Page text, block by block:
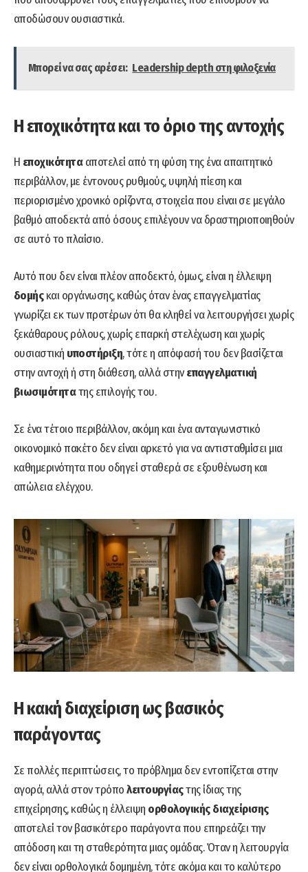
αποδώσουν ουσιαστικά.
Μπορεί να σας αρέσει: Leadership depth στη φιλοξενία
Η εποχικότητα και το όριο της αντοχής
Η εποχικότητααποτελεί από τη φύση της ένα απαιτητικό
περιβάλλον, με έντονους ρυθμούς, υψηλή πίεση και
περιορισμένο χρονικό ορίζοντα, στοιχεία που είναι σε μεγάλο
βαθμό αποδεκτά από όσους επιλέγουν να δραστηριοποιηθούν
σε αυτό το πλαίσιο.
Αυτό που δεν είναι πλέον αποδεκτό, όμως, είναι η έλλειψη
δομήςκαι οργάνωσης, καθώς όταν ένας επαγγελματίας
γνωρίζει εκ των προτέρων ότι θα κληθεί να λειτουργήσει χωρίς
ξεκάθαρους ρόλους, χωρίς επαρκή στελέχωση και χωρίς
ουσιαστική υποστήριξη, τότε η απόφασή του δεν βασίζεται
στην αντοχή ή στη διάθεση, αλλά στηνεπαγγελματική
βιωσιμότητατης επιλογής του.
Σε ένα τέτοιο περιβάλλον, ακόμη και ένα ανταγωνιστικό
οικονομικό πακέτο δεν είναι αρκετό για να αντισταθμίσει μια
καθημερινότητα που οδηγεί σταθερά σε εξουθένωση και
απώλεια ελέγχου.
Η κακή διαχείριση ως βασικός
παράγοντας
Σε πολλές περιπτώσεις, το πρόβλημα δεν εντοπίζεται στην
αγορά, αλλά στον τρόπολειτουργίαςτης ίδιας της
επιχείρησης, καθώς η έλλειψη ορθολογικής διαχείρισης
αποτελεί τον βασικότερο παράγοντα που επηρεάζει την
απόδοση και τη σταθερότητα μιας ομάδας. Όταν η λειτουργία
δεν είναι ορθολογικά δομημένη, τότε ακόμα και το καλύτερο